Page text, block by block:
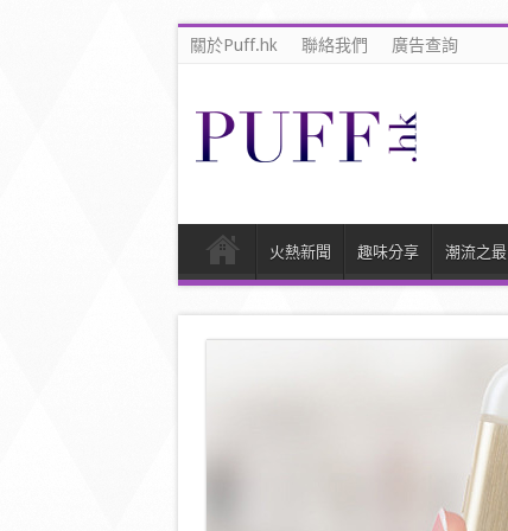
關於Puff.hk 聯絡我們 廣告查詢
火熱新聞 趣味分享 潮流之最